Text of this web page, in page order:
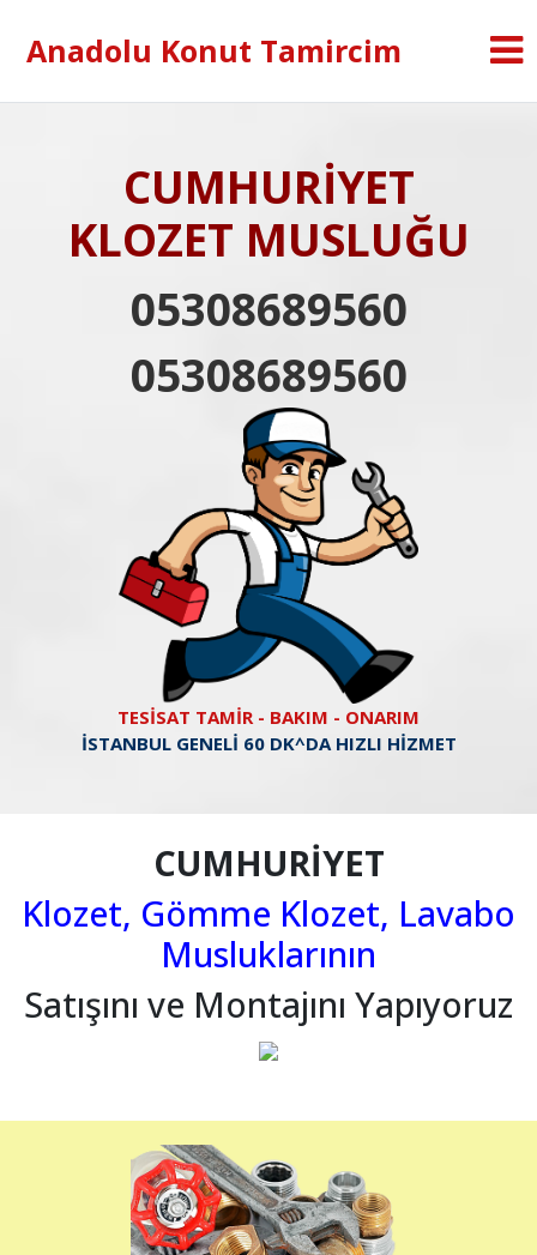
Anadolu Konut Tamircim
CUMHURİYET
KLOZET MUSLUĞU
05308689560
05308689560
TESİSAT TAMİR - BAKIM - ONARIM
İSTANBUL GENELİ 60 DK^DA HIZLI HİZMET
CUMHURİYET
Klozet, Gömme Klozet, Lavabo
Musluklarının
Satışını ve Montajını Yapıyoruz